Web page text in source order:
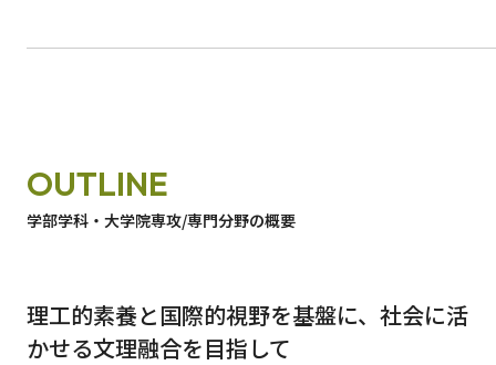
お知らせ
OUTLINE
学部学科・大学院専攻/専門分野の概要
理工的素養と国際的視野を基盤に、社会に活
かせる文理融合を目指して